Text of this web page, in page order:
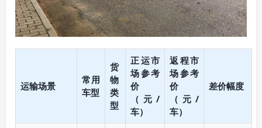
运输场景
常用
车型
货
物
类
型
正运市
场参考
价
（元/
车）
返程市
场参考
价
（元/
车）
差价幅度